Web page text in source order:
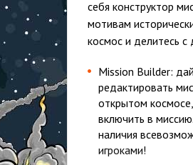
себя конструктор
мотивам
космос и делитесь
Mission Builder:
редактировать
открытом
включить в
наличия
игроками!